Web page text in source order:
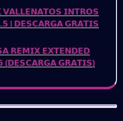
𝗩𝗔𝗟𝗟𝗘𝗡𝗔𝗧𝗢𝗦 𝗜𝗡𝗧𝗥𝗢𝗦
| 𝗗𝗘𝗦𝗖𝗔𝗥𝗚𝗔 𝗚𝗥𝗔𝗧𝗜𝗦
𝗥𝗘𝗠𝗜𝗫 𝗘𝗫𝗧𝗘𝗡𝗗𝗘𝗗
(𝗗𝗘𝗦𝗖𝗔𝗥𝗚𝗔 𝗚𝗥𝗔𝗧𝗜𝗦)